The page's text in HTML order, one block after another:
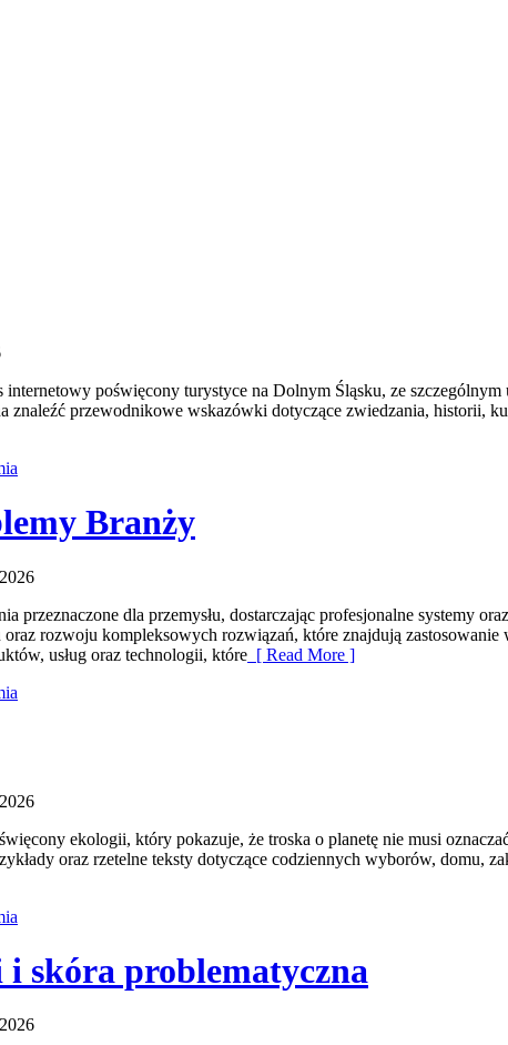
poświęcony turystyce na Dolnym Śląsku, ze
znaleźć przewodnikowe wskazówki dotyczące zwiedzania, historii,
Branży
przeznaczone dla przemysłu, dostarczając profesjonalne systemy
rozwoju kompleksowych rozwiązań, które znajdują
usług oraz technologii, które [ Read More ]
ekologii, który pokazuje, że troska o planetę nie musi
oraz rzetelne teksty dotyczące codziennych wyborów,
skóra problematyczna